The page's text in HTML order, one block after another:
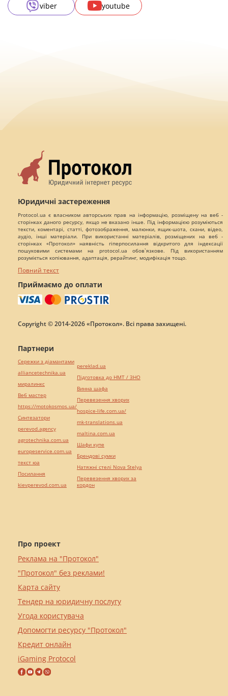
viber
youtube
Юридичні застереження
Protocol.ua є власником авторських прав на інформацію, розміщену на веб -
сторінках даного ресурсу, якщо не вказано інше. Під інформацією розуміються
тексти, коментарі, статті, фотозображення, малюнки, ящик-шота, скани, відео,
аудіо, інші матеріали. При використанні матеріалів, розміщених на веб -
сторінках «Протокол» наявність гіперпосилання відкритого для індексації
пошуковими системами на protocol.ua обов`язкове. Під використанням
розуміється копіювання, адаптація, рерайтинг, модифікація тощо.
Повний текст
Приймаємо до оплати
Copyright © 2014-2026 «Протокол». Всі права захищені.
Про проект
Реклама на "Протокол"
"Протокол" без реклами!
Карта сайту
Тендер на юридичну послугу
Угода користувача
Допомогти ресурсу "Протокол"
Кредит онлайн
iGaming Protocol
Партнери
Сережки з діамантами
alliancetechnika.ua
миралинкс
Веб мастер
https://motokosmos.ua/
Синтезатори
perevod.agency
agrotechnika.com.ua
europeservice.com.ua
текст юа
Посилання
kievperevod.com.ua
pereklad.ua
Підготовка до НМТ / ЗНО
Винна шафа
Перевезення хворих
hospice-life.com.ua/
mk-translations.ua
maltina.com.ua
Шафи купе
Брендові сумки
Натяжні стелі Nova Stelya
Перевезення хворих за
кордон